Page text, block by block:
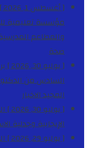
[ أغسطس 1, 2026 ]
مؤسسة تعليمية
والمطاعم
صحة
[ يوليو 30, 2026 ]
السادس من
المجيدالاخبار
[ يوليو 30, 2026 ]
الإيجابية وجدلية
[ يوليو 29, 2026 ]